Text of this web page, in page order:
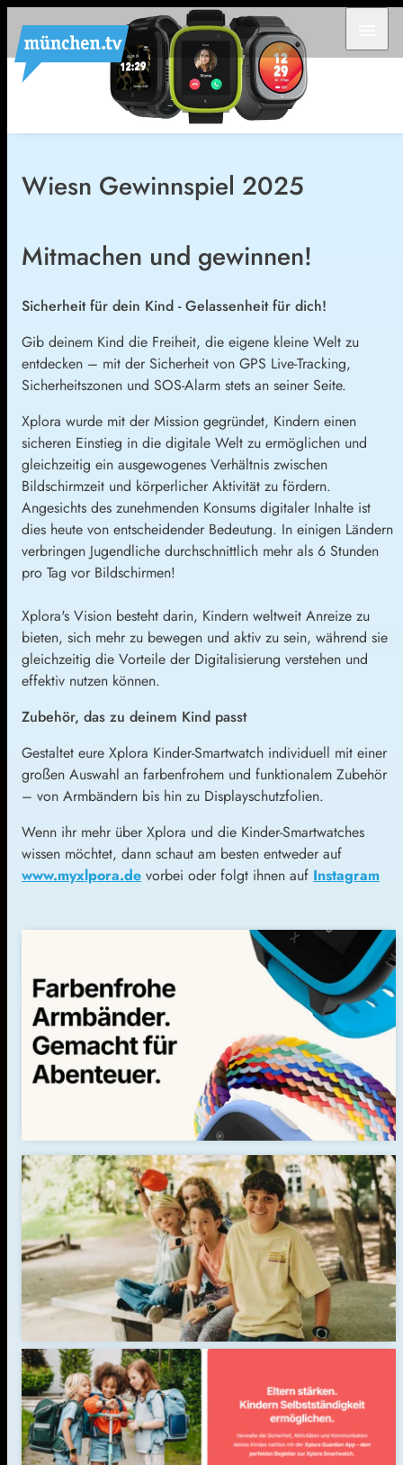
Wiesn Gewinnspiel 2025
Mitmachen und gewinnen!
Sicherheit für dein Kind - Gelassenheit für dich!
Gib deinem Kind die Freiheit, die eigene kleine Welt zu
entdecken – mit der Sicherheit von GPS Live-Tracking,
Sicherheitszonen und SOS-Alarm stets an seiner Seite.
Xplora wurde mit der Mission gegründet, Kindern einen
sicheren Einstieg in die digitale Welt zu ermöglichen und
gleichzeitig ein ausgewogenes Verhältnis zwischen
Bildschirmzeit und körperlicher Aktivität zu fördern.
Angesichts des zunehmenden Konsums digitaler Inhalte ist
dies heute von entscheidender Bedeutung. In einigen Ländern
verbringen Jugendliche durchschnittlich mehr als 6 Stunden
pro Tag vor Bildschirmen!
Xplora's Vision besteht darin, Kindern weltweit Anreize zu
bieten, sich mehr zu bewegen und aktiv zu sein, während sie
gleichzeitig die Vorteile der Digitalisierung verstehen und
effektiv nutzen können.
Zubehör, das zu deinem Kind passt
Gestaltet eure Xplora Kinder-Smartwatch individuell mit einer
großen Auswahl an farbenfrohem und funktionalem Zubehör
– von Armbändern bis hin zu Displayschutzfolien.
Wenn ihr mehr über Xplora und die Kinder-Smartwatches
wissen möchtet, dann schaut am besten entweder auf
www.myxlpora.de vorbei oder folgt ihnen auf Instagram